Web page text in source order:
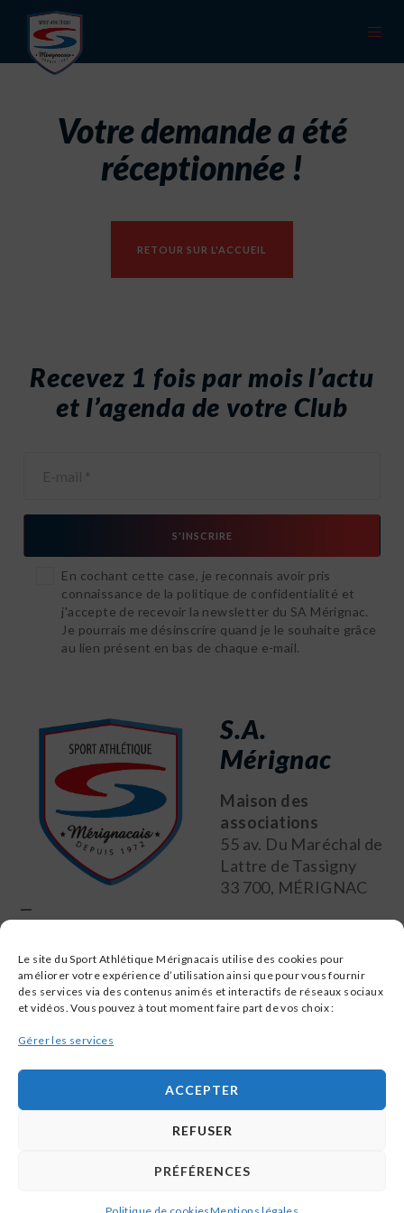
Le site du Sport Athlétique Mérignacais utilise des cookies pour
améliorer votre expérience d’utilisation ainsi que pour vous fournir
des services via des contenus animés et interactifs de réseaux sociaux
et vidéos. Vous pouvez à tout moment faire part de vos choix :
Gérer les services
ACCEPTER
REFUSER
PRÉFÉRENCES
Votre demande a été
réceptionnée !
RETOUR SUR L'ACCUEIL
Recevez 1 fois par mois l’actu
et l’agenda de votre Club
En cochant cette case, je reconnais avoir pris
connaissance de la politique de confidentialité et
j'accepte de recevoir la newsletter du SA Mérignac.
Je pourrais me désinscrire quand je le souhaite grâce
au lien présent en bas de chaque e-mail.
S.A.
Mérignac
Maison des
associations
55 av. Du Maréchal de
Lattre de Tassigny
33 700, MÉRIGNAC
—
E-mail : secretariat@samerignac.fr
SUIVEZ-NOUS SUR
Mentions légales
© 2022 - SAM Tous droits réservés - Réalisé par Orbiteo